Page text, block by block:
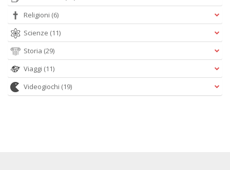
Religioni (6)
Scienze (11)
Storia (29)
Viaggi (11)
Videogiochi (19)